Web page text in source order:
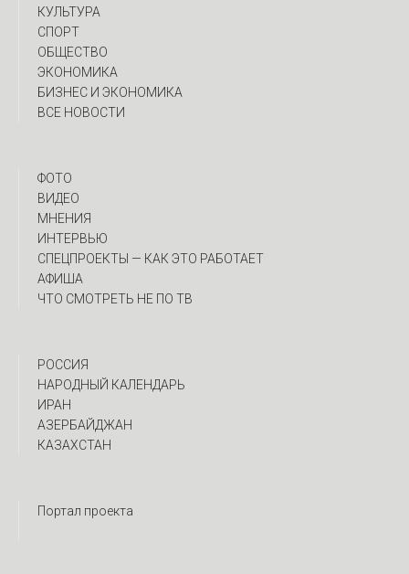
КУЛЬТУРА
СПОРТ
ОБЩЕСТВО
ЭКОНОМИКА
БИЗНЕС И ЭКОНОМИКА
ВСЕ НОВОСТИ
ФОТО
ВИДЕО
МНЕНИЯ
ИНТЕРВЬЮ
CПЕЦПРОЕКТЫ — КАК ЭТО РАБОТАЕТ
АФИША
ЧТО СМОТРЕТЬ НЕ ПО ТВ
РОССИЯ
НАРОДНЫЙ КАЛЕНДАРЬ
ИРАН
АЗЕРБАЙДЖАН
КАЗАХСТАН
Портал проекта